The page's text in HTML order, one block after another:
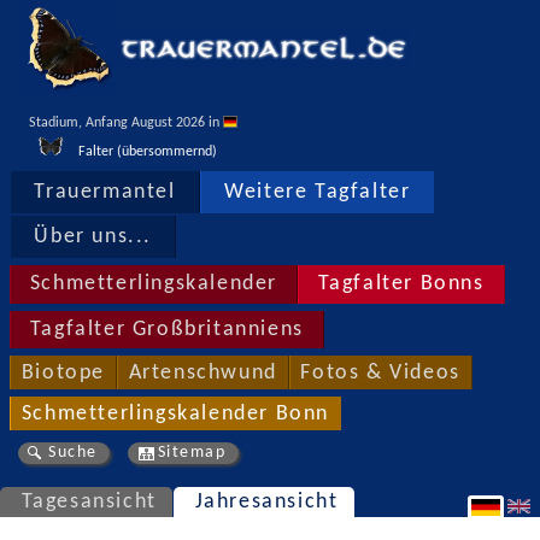
Stadium, Anfang August 2026 in
Falter (übersommernd)
Trauermantel Weitere Tagfalter
Über uns...
Schmetterlingskalender Tagfalter Bonns
Tagfalter Großbritanniens
Biotope Artenschwund Fotos & Videos
Schmetterlingskalender Bonn
Suche Sitemap
Tagesansicht Jahresansicht